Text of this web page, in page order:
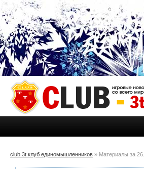
club 3t клуб единомышленников » Материалы за